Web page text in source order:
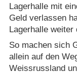
Lagerhalle mit
Geld verlassen
Lagerhalle weiter
So machen sich
allein auf den
Weissrussland